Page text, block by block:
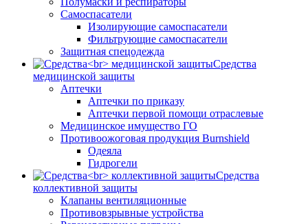
Самоспасатели
Изолирующие самоспасатели
Фильтрующие самоспасатели
Защитная спецодежда
Средства
медицинской защиты
Аптечки
Аптечки по приказу
Аптечки первой помощи отраслевые
Медицинское имущество ГО
Противоожоговая продукция Burnshield
Одеяла
Гидрогели
Средства
коллективной защиты
Клапаны вентиляционные
Противовзрывные устройства